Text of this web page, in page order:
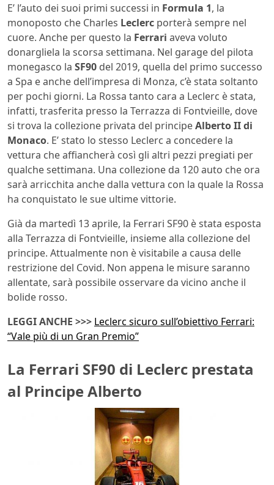
E’ l’auto dei suoi primi successi in Formula 1, la
monoposto che Charles Leclerc porterà sempre nel
cuore. Anche per questo la Ferrari aveva voluto
donargliela la scorsa settimana. Nel garage del pilota
monegasco la SF90 del 2019, quella del primo successo
a Spa e anche dell’impresa di Monza, c’è stata soltanto
per pochi giorni. La Rossa tanto cara a Leclerc è stata,
infatti, trasferita presso la Terrazza di Fontvieille, dove
si trova la collezione privata del principeAlberto II di
Monaco. E’ stato lo stesso Leclerc a concedere la
vettura che affiancherà così gli altri pezzi pregiati per
qualche settimana. Una collezione da 120 auto che ora
sarà arricchita anche dalla vettura con la quale la Rossa
ha conquistato le sue ultime vittorie.
Già da martedì 13 aprile, la Ferrari SF90 è stata esposta
alla Terrazza di Fontvieille, insieme alla collezione del
principe. Attualmente non è visitabile a causa delle
restrizione del Covid. Non appena le misure saranno
allentate, sarà possibile osservare da vicino anche il
bolide rosso.
LEGGI ANCHE >>> Leclerc sicuro sull’obiettivo Ferrari:
“Vale più di un Gran Premio”
La Ferrari SF90 di Leclerc prestata
al Principe Alberto